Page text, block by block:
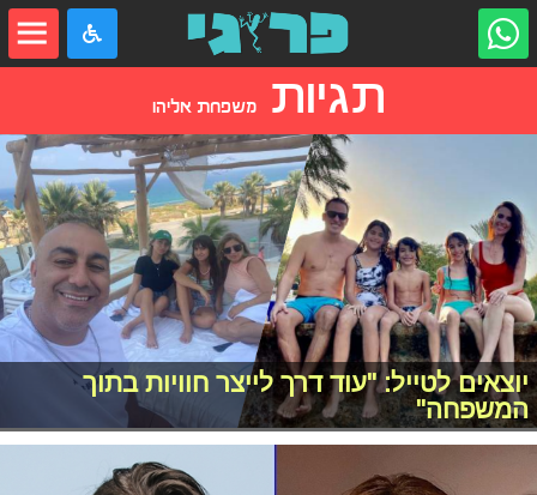
תגיותמשפחת אליהו
יוצאים לטייל: "עוד דרך לייצר חוויות בתוך
המשפחה"